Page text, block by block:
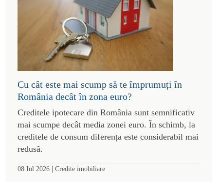
Cu cât este mai scump să te împrumuți în
România decât în zona euro?
Creditele ipotecare din România sunt semnificativ
mai scumpe decât media zonei euro. În schimb, la
creditele de consum diferența este considerabil mai
redusă.
08 Iul 2026 | Credite imobiliare